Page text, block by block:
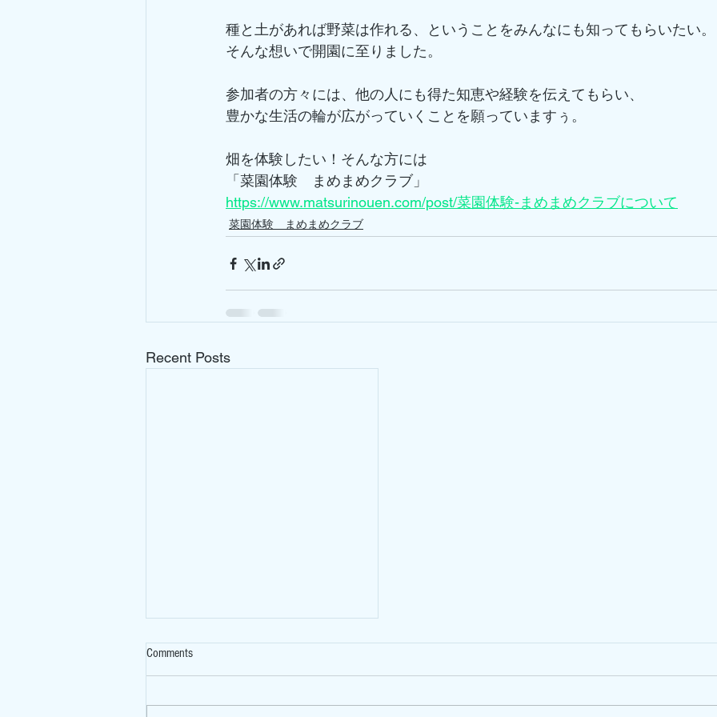
種と土があれば野菜は作れる、ということをみんなにも知ってもらいたい。
そんな想いで開園に至りました。
参加者の方々には、他の人にも得た知恵や経験を伝えてもらい、
豊かな生活の輪が広がっていくことを願っていますぅ。
畑を体験したい！そんな方には
「菜園体験　まめまめクラブ」
https://www.matsurinouen.com/post/菜園体験-まめまめクラブについて
菜園体験 まめまめクラブ
Recent Posts
Comments